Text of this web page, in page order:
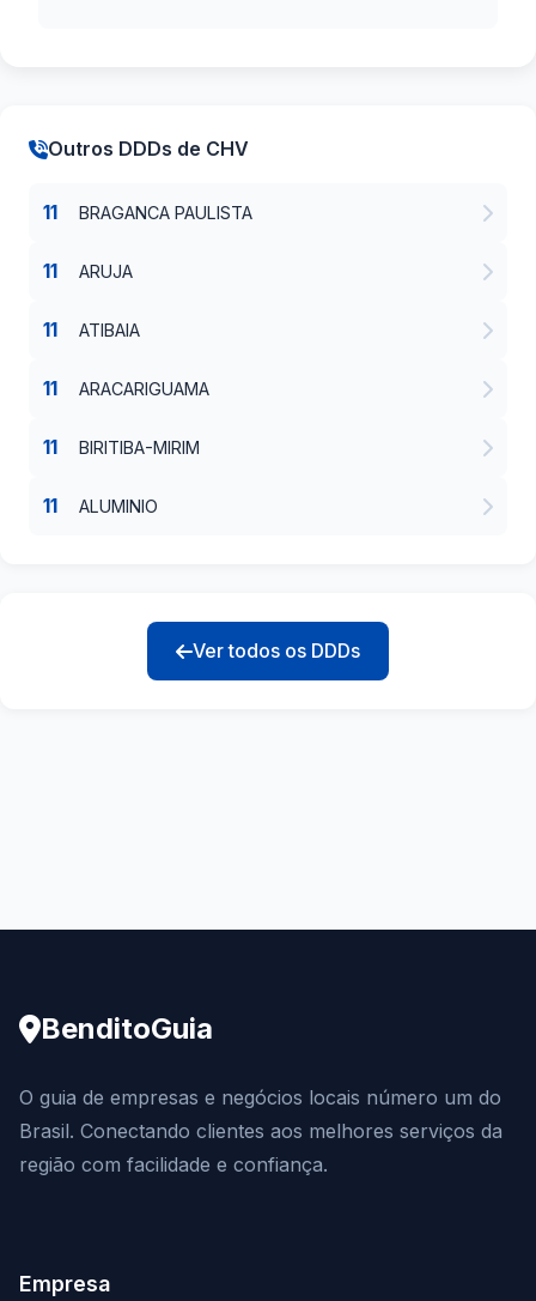
Outros DDDs de CHV
11 BRAGANCA PAULISTA
11 ARUJA
11 ATIBAIA
11 ARACARIGUAMA
11 BIRITIBA-MIRIM
11 ALUMINIO
Ver todos os DDDs
BenditoGuia
O guia de empresas e negócios locais número um do
Brasil. Conectando clientes aos melhores serviços da
região com facilidade e confiança.
Empresa